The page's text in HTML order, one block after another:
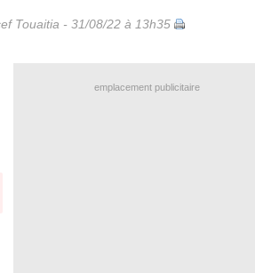
Touaitia - 31/08/22 à 13h35
emplacement publicitaire